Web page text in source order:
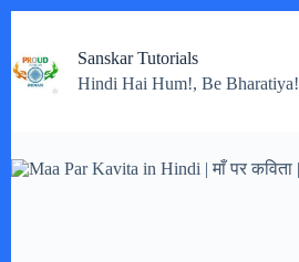
content
Sanskar Tutorials
Hindi Hai Hum!, Be Bharatiya!